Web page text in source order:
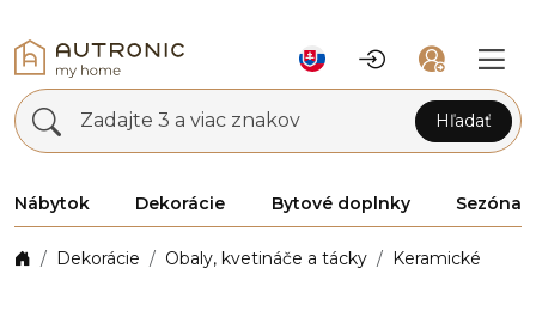
Zadajte 3 a viac znakov Hľadať
Nábytok Dekorácie Bytové doplnky Sezóna
Dekorácie Obaly, kvetináče a tácky Keramické